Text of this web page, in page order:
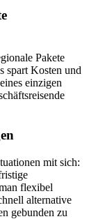
Pakete
spart Kosten und
einzigen
mit sich:
flexibel
alternative
gebunden zu